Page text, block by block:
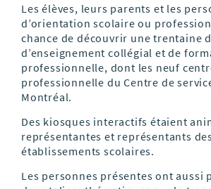
Les élèves, leurs parents et les
d’orientation scolaire ou
chance de découvrir une trentaine
d’enseignement collégial et de
professionnelle, dont les neuf
professionnelle du Centre de
Montréal.
Des kiosques interactifs étaient
représentantes et représentants
établissements scolaires.
Les personnes présentes ont aussi